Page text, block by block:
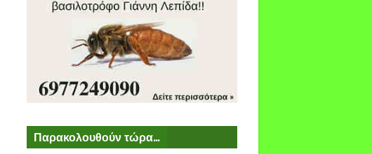
Παρακολουθούν τώρα...